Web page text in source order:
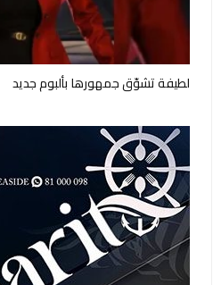
لطيفة تشوّق جمهورها بألبوم جديد